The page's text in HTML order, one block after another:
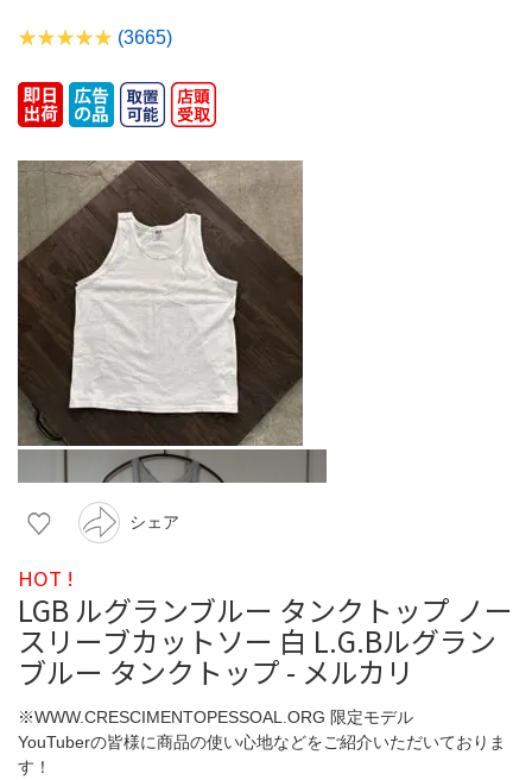
(3665)
シェア
HOT !
LGB ルグランブルー タンクトップ ノー
スリーブカットソー 白 L.G.Bルグラン
ブルー タンクトップ - メルカリ
※WWW.CRESCIMENTOPESSOAL.ORG 限定モデル
YouTuberの皆様に商品の使い心地などをご紹介いただいておりま
す！